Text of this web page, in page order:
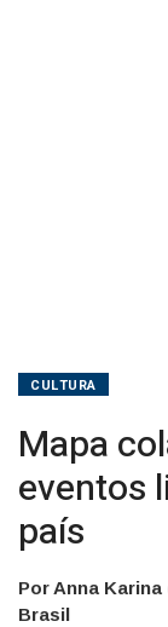
CULTURA
Mapa
eventos
país
Por Anna
Brasil